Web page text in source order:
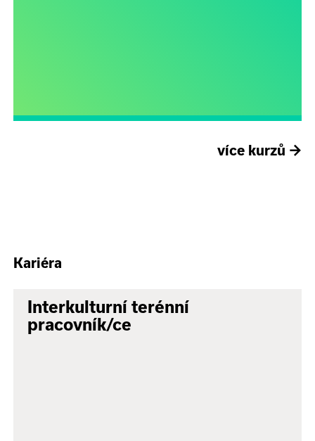
více kurzů →
Kariéra
Interkulturní terénní
pracovník/ce